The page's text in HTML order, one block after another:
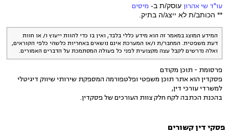
עו"ד שי אהרון עוסק/ת ב- מיסים
** הכותב/ת לא ייצג/ה בתיק.
המידע המוצג במאמר זה הוא מידע כללי בלבד, ואין בו כדי להוות ייעוץ ו/ או חוות
דעת משפטית. המחבר/ת ו/או המערכת אינם נושאים באחריות כלשהי כלפי הקוראים,
ואלה נדרשים לקבל עצה מקצועית לפני כל פעולה המסתמכת על הדברים האמורים.
פרסומת - תוכן מקודם
פסקדין הוא אתר תוכן משפטי ופלטפורמה המספקת שירותי שיווק דיגיטלי
למשרדי עורכי דין,
בהכנת הכתבה לקח חלק צוות העורכים של פסקדין.
פסקי דין קשורים